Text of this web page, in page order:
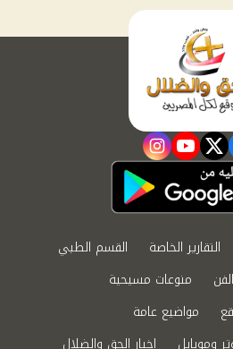
twitter
youtube
instagram
التقارير الخاصة
القسم الطبي
منوعات مسيحية
مواضيع عامة
وموبايل اخبار الحق والضلال